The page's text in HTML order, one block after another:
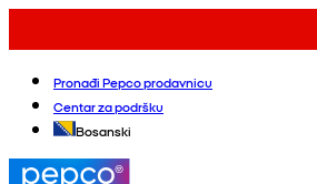
Pronađi Pepco prodavnicu
Centar za podršku
Bosanski